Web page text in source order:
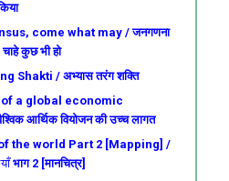
come what may / जनगणना
कुछ भी हो
Shakti / अभ्यास तरंग शक्ति
a global economic
आर्थिक वियोजन की उच्च लागत
the world Part 2 [Mapping] /
भाग 2 [मानचित्र]